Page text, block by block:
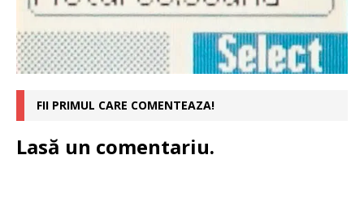
FII PRIMUL CARE COMENTEAZA!
Lasă un comentariu.